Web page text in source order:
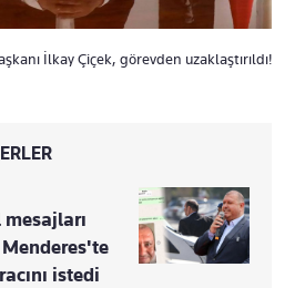
İlkay Çiçek, görevden uzaklaştırıldı!
istedi